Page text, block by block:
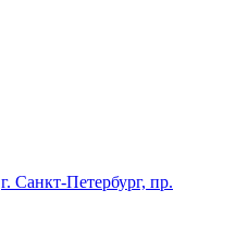
г. Санкт-Петербург, пр.